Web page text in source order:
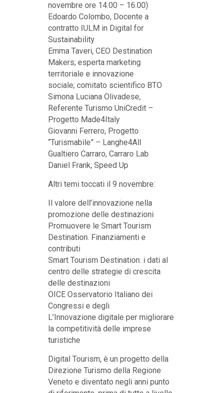
novembre ore 14.00 – 16.00)
Edoardo Colombo, Docente a
contratto IULM in Digital for
Sustainability
Emma Taveri, CEO Destination
Makers; esperta marketing
territoriale e innovazione
sociale; comitato scientifico BTO
Simona Luciana Olivadese,
Referente Turismo UniCredit –
Progetto Made4Italy
Giovanni Ferrero, Progetto
“Turismabile” – Langhe4All
Gualtiero Carraro, Carraro Lab
Daniel Frank, Speed Up
Altri temi toccati il 9 novembre:
Il valore dell’innovazione nella
promozione delle destinazioni
Promuovere le Smart Tourism
Destination. Finanziamenti e
contributi
Smart Tourism Destination: i dati al
centro delle strategie di crescita
delle destinazioni
OICE Osservatorio Italiano dei
Congressi e degli
L’Innovazione digitale per migliorare
la competitività delle imprese
turistiche
Digital Tourism, è un progetto della
Direzione Turismo della Regione
Veneto e diventato negli anni punto